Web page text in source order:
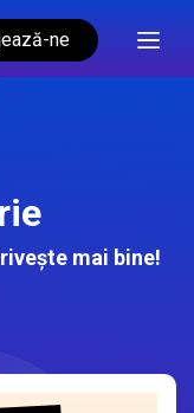
ne
mai bine!